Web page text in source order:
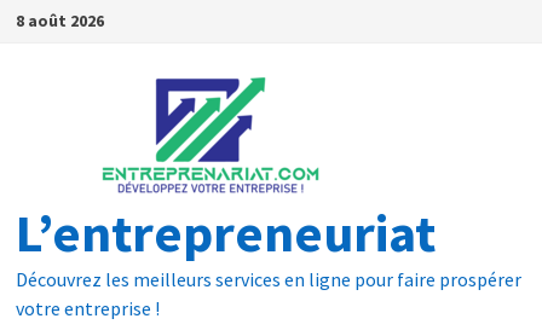
8 août 2026
L’entrepreneuriat
Découvrez les meilleurs services en ligne pour faire prospérer
votre entreprise !